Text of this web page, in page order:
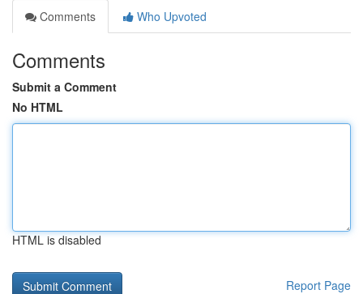
Comments
Who Upvoted
Comments
Submit a Comment
No HTML
HTML is disabled
Report Page